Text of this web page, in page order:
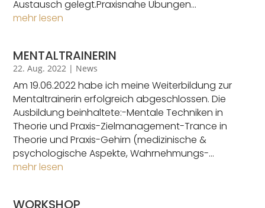
Austausch gelegt.Praxisnahe Übungen...
mehr lesen
MENTALTRAINERIN
22. Aug. 2022 | News
Am 19.06.2022 habe ich meine Weiterbildung zur
Mentaltrainerin erfolgreich abgeschlossen. Die
Ausbildung beinhaltete:-Mentale Techniken in
Theorie und Praxis-Zielmanagement-Trance in
Theorie und Praxis-Gehirn (medizinische &
psychologische Aspekte, Wahrnehmungs-...
mehr lesen
WORKSHOP